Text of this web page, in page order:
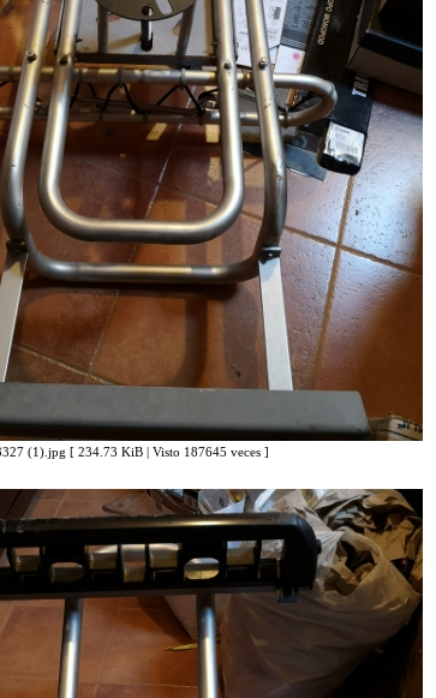
(1).jpg [ 234.73 KiB | Visto 187645 veces ]